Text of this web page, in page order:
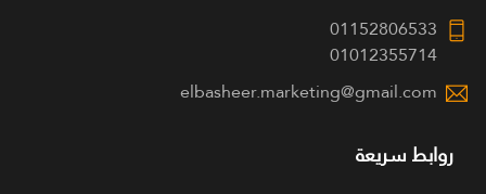
01152806533
01012355714
elbasheer.marketing@gmail.com
روابط سريعة